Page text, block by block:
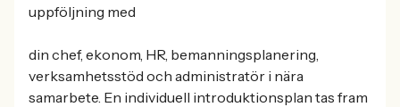
uppföljning med
din chef, ekonom, HR, bemanningsplanering,
verksamhetsstöd och administratör i nära
samarbete. En individuell introduktionsplan tas fram